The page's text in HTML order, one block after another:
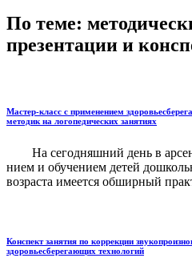
По теме:
презентации и
Мастер-класс с применением
методик на логопедических занятиях
На сегодняшний день в
нием и обучением детей
возраста имеется обширный
Конспект занятия по коррекции
здоровьесберегающих технологий